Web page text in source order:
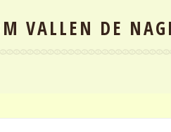
VALLEN DE